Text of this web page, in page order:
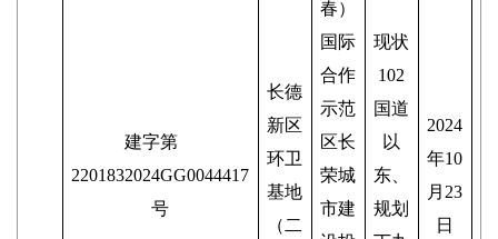
建字第
2201832024GG0044417
号
长德
新区
环卫
基地
（二
春）
国际
合作
示范
区长
荣城
市建
现状
102
国道
以
东、
规划
2024
年10
月23
日